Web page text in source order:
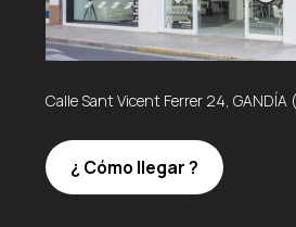
Calle Sant Vicent Ferrer 24, GANDÍA
¿ Cómo llegar ?